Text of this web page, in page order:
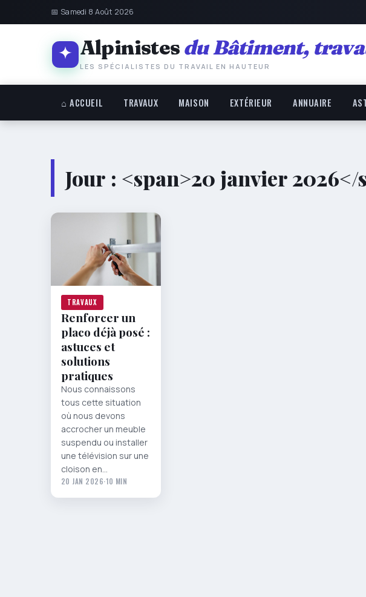
📅 Samedi 8 Août 2026
Alpinistes du Bâtiment,
LES SPÉCIALISTES DU TRAVAIL EN HAUTEUR
⌂ ACCUEIL TRAVAUX MAISON EXTÉRIEUR ANNUAIRE
Jour : <span>20 janvier 2026</
TRAVAUX
Renforcer un
placo déjà posé :
astuces et
solutions
pratiques
Nous connaissons
tous cette situation
où nous devons
accrocher un meuble
suspendu ou installer
une télévision sur une
cloison en…
20 JAN 2026·10 MIN